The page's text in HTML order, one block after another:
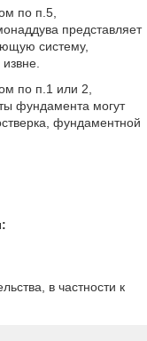
по п.5,
представляет
систему,
по п.1 или 2,
фундамента могут
фундаментной
в частности к